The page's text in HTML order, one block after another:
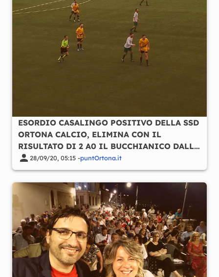
ESORDIO CASALINGO POSITIVO DELLA SSD
ORTONA CALCIO, ELIMINA CON IL
RISULTATO DI 2 A0 IL BUCCHIANICO DALLA
COPPA ITALIA
28/09/20, 05:15 -puntOrtona.it